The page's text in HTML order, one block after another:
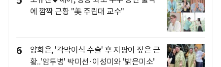
에 깜짝 근황 "美 주립대 교수"
6
양희은, '각막이식 수술' 후 지팡이 짚은 근
황..'암투병' 박미선·이성미와 '밝은미소'